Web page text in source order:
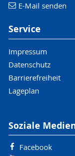
E-Mail senden
Service
Impressum
Datenschutz
Barrierefreiheit
Lageplan
Soziale
Facebook